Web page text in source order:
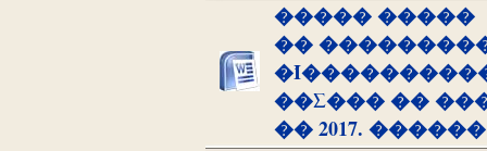
����� �����
��
��Σ��� ��
�� 2017. ������